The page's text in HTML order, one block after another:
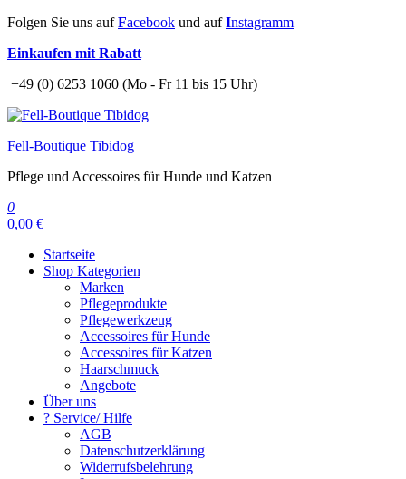
Zum
springen
Folgen Sie uns aufFacebook und aufInstagramm
Einkaufen mit Rabatt
+49 (0) 6253 1060 (Mo - Fr 11 bis 15 Uhr)
Fell-Boutique Tibidog
Pflege und Accessoires für Hunde und Katzen
0
0,00 €
Startseite
Shop Kategorien
Marken
Pflegeprodukte
Pflegewerkzeug
Accessoires für Hunde
Accessoires für Katzen
Haarschmuck
Angebote
Über uns
? Service/ Hilfe
AGB
Datenschutzerklärung
Widerrufsbelehrung